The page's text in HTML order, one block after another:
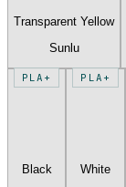
Transparent Yellow
Sunlu
PLA+
Black
PLA+
White